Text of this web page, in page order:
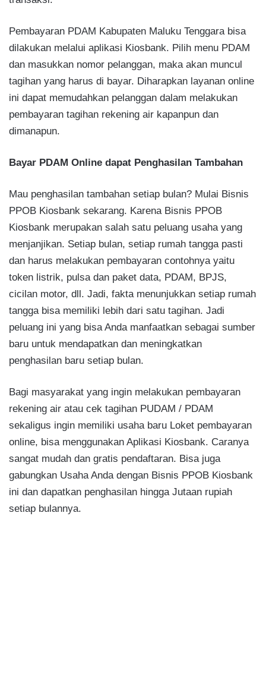
Pembayaran PDAM Kabupaten Maluku Tenggara bisa
dilakukan melalui aplikasi Kiosbank. Pilih menu PDAM
dan masukkan nomor pelanggan, maka akan muncul
tagihan yang harus di bayar. Diharapkan layanan online
ini dapat memudahkan pelanggan dalam melakukan
pembayaran tagihan rekening air kapanpun dan
dimanapun.
Bayar PDAM Online dapat Penghasilan Tambahan
Mau penghasilan tambahan setiap bulan? Mulai Bisnis
PPOB Kiosbank sekarang. Karena Bisnis PPOB
Kiosbank merupakan salah satu peluang usaha yang
menjanjikan. Setiap bulan, setiap rumah tangga pasti
dan harus melakukan pembayaran contohnya yaitu
token listrik, pulsa dan paket data, PDAM, BPJS,
cicilan motor, dll. Jadi, fakta menunjukkan setiap rumah
tangga bisa memiliki lebih dari satu tagihan. Jadi
peluang ini yang bisa Anda manfaatkan sebagai sumber
baru untuk mendapatkan dan meningkatkan
penghasilan baru setiap bulan.
Bagi masyarakat yang ingin melakukan pembayaran
rekening air atau cek tagihan PUDAM / PDAM
sekaligus ingin memiliki usaha baru Loket pembayaran
online, bisa menggunakan Aplikasi Kiosbank. Caranya
sangat mudah dan gratis pendaftaran. Bisa juga
gabungkan Usaha Anda dengan Bisnis PPOB Kiosbank
ini dan dapatkan penghasilan hingga Jutaan rupiah
setiap bulannya.